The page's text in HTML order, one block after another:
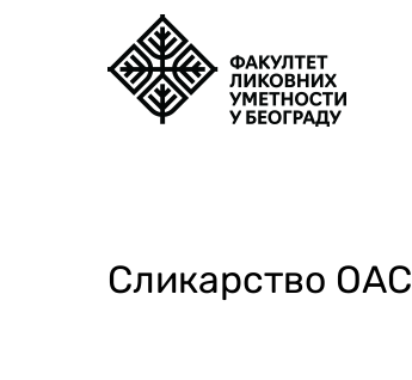
Сликарство ОАС